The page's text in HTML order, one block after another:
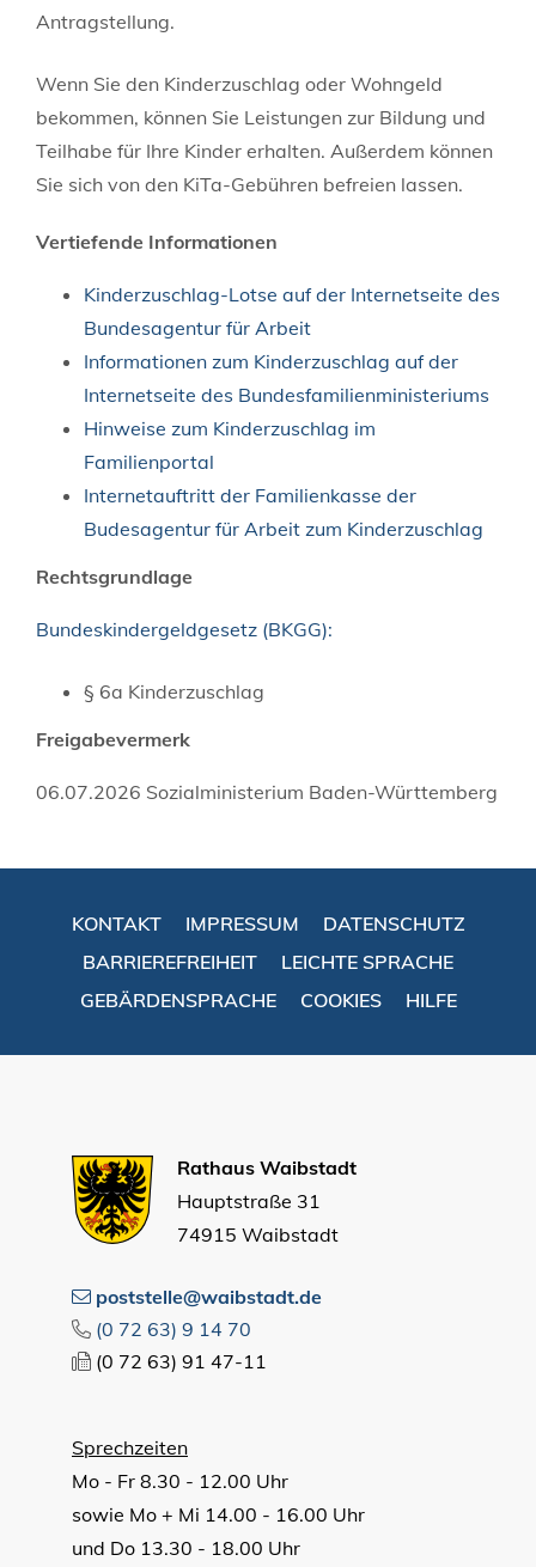
Antragstellung.
Wenn Sie den Kinderzuschlag oder Wohngeld
bekommen, können Sie Leistungen zur Bildung und
Teilhabe für Ihre Kinder erhalten. Außerdem können
Sie sich von den KiTa-Gebühren befreien lassen.
Vertiefende Informationen
Kinderzuschlag-Lotse auf der Internetseite des
Bundesagentur für Arbeit
Informationen zum Kinderzuschlag auf der
Internetseite des Bundesfamilienministeriums
Hinweise zum Kinderzuschlag im
Familienportal
Internetauftritt der Familienkasse der
Budesagentur für Arbeit zum Kinderzuschlag
Rechtsgrundlage
Bundeskindergeldgesetz (BKGG):
§ 6a Kinderzuschlag
Freigabevermerk
06.07.2026 Sozialministerium Baden-Württemberg
KONTAKT IMPRESSUM
DATENSCHUTZ
BARRIEREFREIHEIT
LEICHTE SPRACHE
GEBÄRDENSPRACHE
COOKIES HILFE
Rathaus Waibstadt
Hauptstraße 31
74915 Waibstadt
poststelle@waibstadt.de
(0 72 63) 9 14 70
(0 72 63) 91 47-11
Sprechzeiten
Mo - Fr 8.30 - 12.00 Uhr
sowie Mo + Mi 14.00 - 16.00 Uhr
und Do 13.30 - 18.00 Uhr